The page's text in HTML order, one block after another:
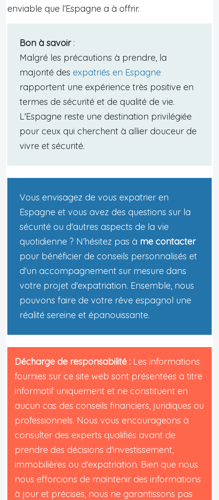
enviable que l’Espagne a à offrir.
Bon à savoir:
Malgré les précautions à prendre, la
majorité des expatriés en Espagne
rapportent une expérience très positive en
termes de sécurité et de qualité de vie.
L'Espagne reste une destination privilégiée
pour ceux qui cherchent à allier douceur de
vivre et sécurité.
Vous envisagez de vous expatrier en
Espagne et vous avez des questions sur la
sécurité ou d'autres aspects de la vie
quotidienne ? N'hésitez pas à me contacter
pour bénéficier de conseils personnalisés et
d'un accompagnement sur mesure dans
votre projet d'expatriation. Ensemble, nous
pouvons faire de votre rêve espagnol une
réalité sereine et épanouissante.
Décharge de responsabilité : Les informations
fournies sur ce site web sont présentées à titre
informatif uniquement et ne constituent en
aucun cas des conseils financiers, juridiques ou
professionnels. Nous vous encourageons à
consulter des experts qualifiés avant de
prendre des décisions d'investissement,
immobilières ou d'expatriation. Bien que nous
nous efforcions de maintenir des informations
à jour et précises, nous ne garantissons pas